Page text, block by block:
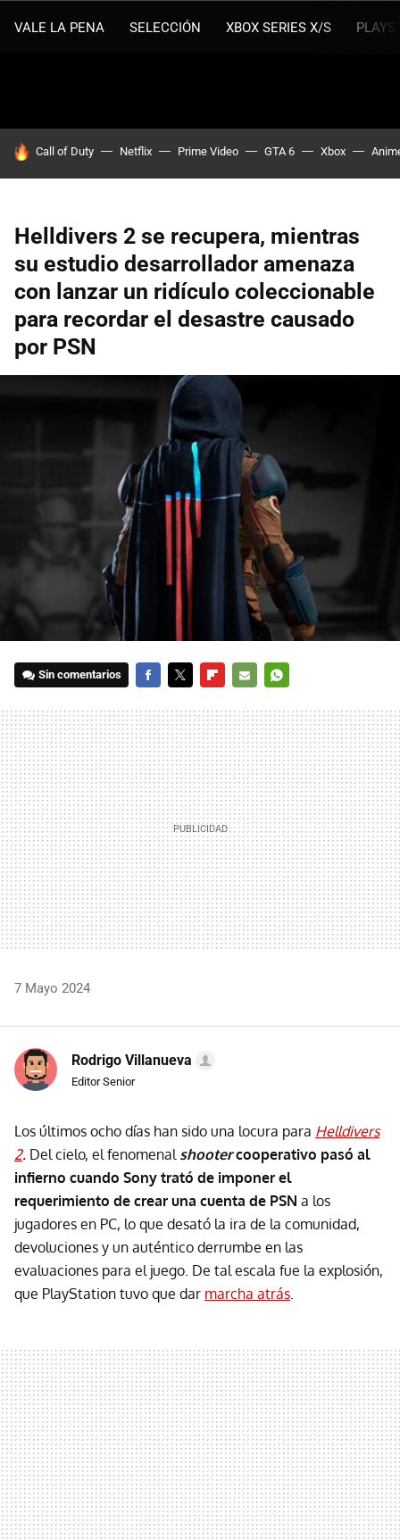
VALE LA PENA SELECCIÓN XBOX SERIES X/S
HOY SE HABLA DE
Call of Duty Netflix Prime Video GTA 6 Xbox
Helldivers 2 se recupera, mientras
su estudio desarrollador amenaza
con lanzar un ridículo coleccionable
para recordar el desastre causado
por PSN
Sin comentarios
MAIL
7 Mayo 2024
Rodrigo Villanueva
Editor Senior
Los últimos ocho días han sido una locura para Helldivers
2. Del cielo, el fenomenal shootercooperativo pasó al
infierno cuando Sony trató de imponer el
requerimiento de crear una cuenta de PSN a los
jugadores en PC, lo que desató la ira de la comunidad,
devoluciones y un auténtico derrumbe en las
evaluaciones para el juego. De tal escala fue la explosión,
que PlayStation tuvo que dar marcha atrás.